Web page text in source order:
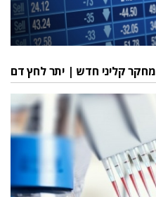
מחקר קליני חדש | יתר לחץ דם